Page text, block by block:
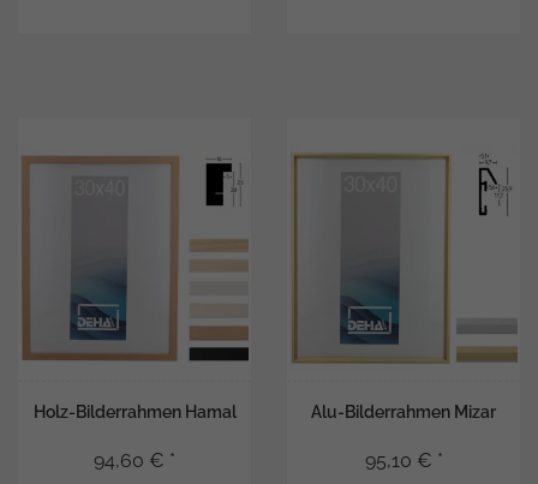
Holz-Bilderrahmen Hamal
94,60 € *
Alu-Bilderrahmen Mizar
95,10 € *